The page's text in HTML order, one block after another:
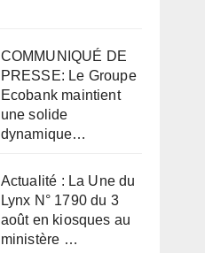
COMMUNIQUÉ DE
PRESSE: Le Groupe
Ecobank maintient
une solide
dynamique…
Actualité : La Une du
Lynx N° 1790 du 3
août en kiosques au
ministère …